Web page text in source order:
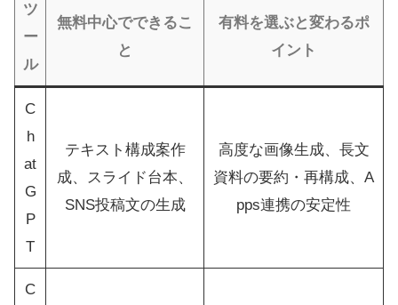
ツ
ー
ル
無料中心でできるこ
と
有料を選ぶと変わるポ
イント
C
h
at
G
P
T
テキスト構成案作
成、スライド台本、
SNS投稿文の生成
高度な画像生成、長文
資料の要約・再構成、A
pps連携の安定性
C